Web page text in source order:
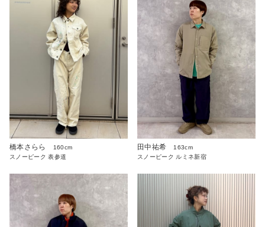
橋本さらら
160cm
スノーピーク 表参道
田中祐希
163cm
スノーピーク ルミネ新宿